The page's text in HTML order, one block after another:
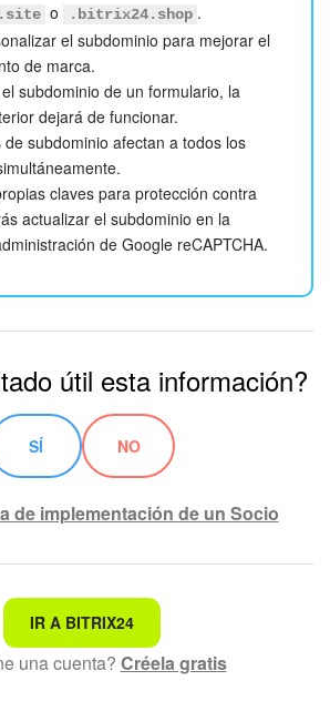
o .bitrix24.shop .
el subdominio para mejorar el
de marca.
subdominio de un formulario, la
dejará de funcionar.
de subdominio afectan a todos los
claves para protección contra
actualizar el subdominio en la
de Google reCAPTCHA.
útil esta información?
SÍ NO
de implementación de un Socio
buscando
e incomprensible
IR A BITRIX24
una cuenta? Créela gratis